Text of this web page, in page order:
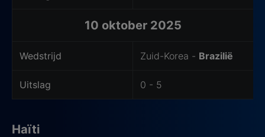
10 oktober 2025
Wedstrijd Zuid-Korea - Brazilië
Uitslag 0 - 5
Haïti